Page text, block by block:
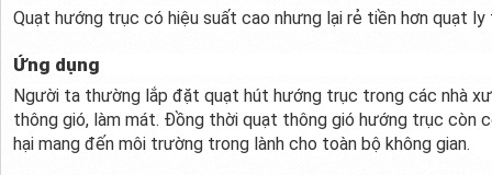
Quạt hướng trục có hiệu suất cao nhưng lại rẻ tiền hơn quạt ly
Ứng dụng
Người ta thường lắp đặt quạt hút hướng trục trong các nhà
thông gió, làm mát. Đồng thời quạt thông gió hướng trục còn
hại mang đến môi trường trong lành cho toàn bộ không gian.